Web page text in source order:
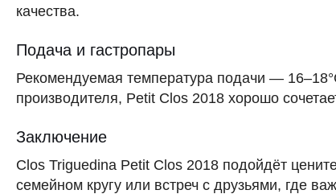
качества.
Подача и гастропары
Рекомендуемая температура подачи —
производителя, Petit Clos 2018 хорошо
Заключение
Clos Triguedina Petit Clos 2018 подойдёт
семейном кругу или встреч с друзьями, где